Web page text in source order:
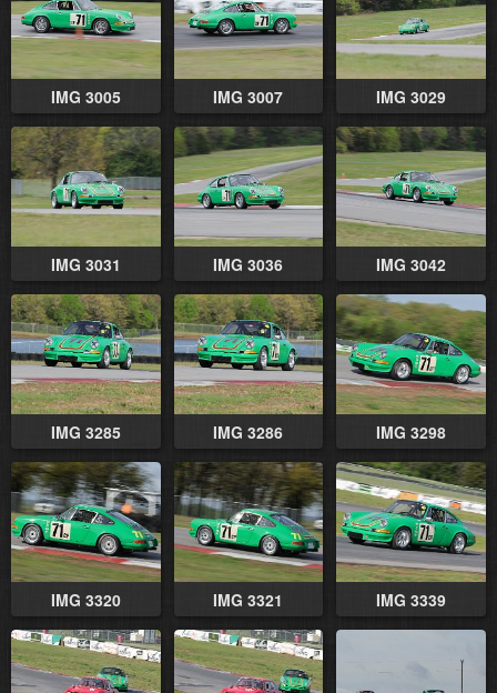
IMG 3005 IMG 3007 IMG 3029
IMG 3031 IMG 3036 IMG 3042
IMG 3285 IMG 3286 IMG 3298
IMG 3320 IMG 3321 IMG 3339